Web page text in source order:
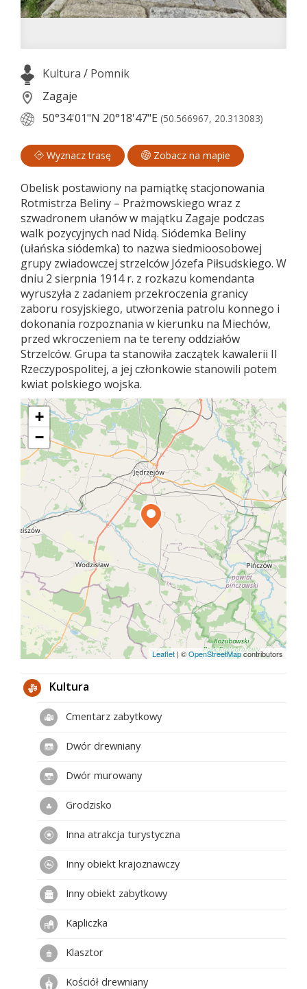
Kultura / Pomnik
Zagaje
50°34'01"N 20°18'47"E (50.566967, 20.313083)
Wyznacz trasę Zobacz na mapie
Obelisk postawiony na pamiątkę stacjonowania
Rotmistrza Beliny – Prażmowskiego wraz z
szwadronem ułanów w majątku Zagaje podczas
walk pozycyjnych nad Nidą. Siódemka Beliny
(ułańska siódemka) to nazwa siedmioosobowej
grupy zwiadowczej strzelców Józefa Piłsudskiego. W
dniu 2 sierpnia 1914 r. z rozkazu komendanta
wyruszyła z zadaniem przekroczenia granicy
zaboru rosyjskiego, utworzenia patrolu konnego i
dokonania rozpoznania w kierunku na Miechów,
przed wkroczeniem na te tereny oddziałów
Strzelców. Grupa ta stanowiła zaczątek kawalerii II
Rzeczypospolitej, a jej członkowie stanowili potem
kwiat polskiego wojska.
+
−
Leaflet | ©OpenStreetMapcontributors
Kultura
Cmentarz zabytkowy
Dwór drewniany
Dwór murowany
Grodzisko
Inna atrakcja turystyczna
Inny obiekt krajoznawczy
Inny obiekt zabytkowy
Kapliczka
Klasztor
Kościół drewniany